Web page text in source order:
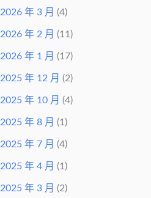
2026 年 3 月 (4)
2026 年 2 月 (11)
2026 年 1 月 (17)
2025 年 12 月 (2)
2025 年 10 月 (4)
2025 年 8 月 (1)
2025 年 7 月 (4)
2025 年 4 月 (1)
2025 年 3 月 (2)